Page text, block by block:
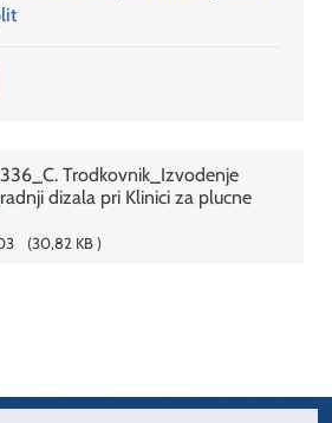
Trodkovnik_Izvodenje
dizala pri Klinici za plucne
30,82 KB